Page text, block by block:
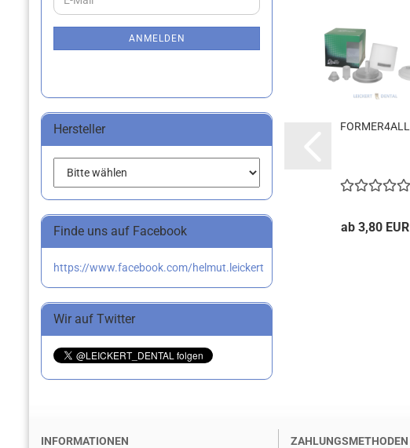
FORMER4ALL
ab 3,80 EUR
ZUR
Mail
ANMELDEN
Hersteller
Finde uns auf Facebook
https://www.facebook.com/helmut.leickert
Wir auf Twitter
INFORMATIONEN
ZAHLUNGSMETHODEN